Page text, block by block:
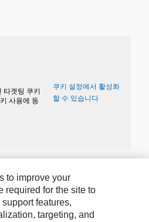
타겟팅 쿠키
사용에 동
쿠키 설정에서 활성화
할 수 있습니다
to improve your
required for the site to
features,
targeting, and